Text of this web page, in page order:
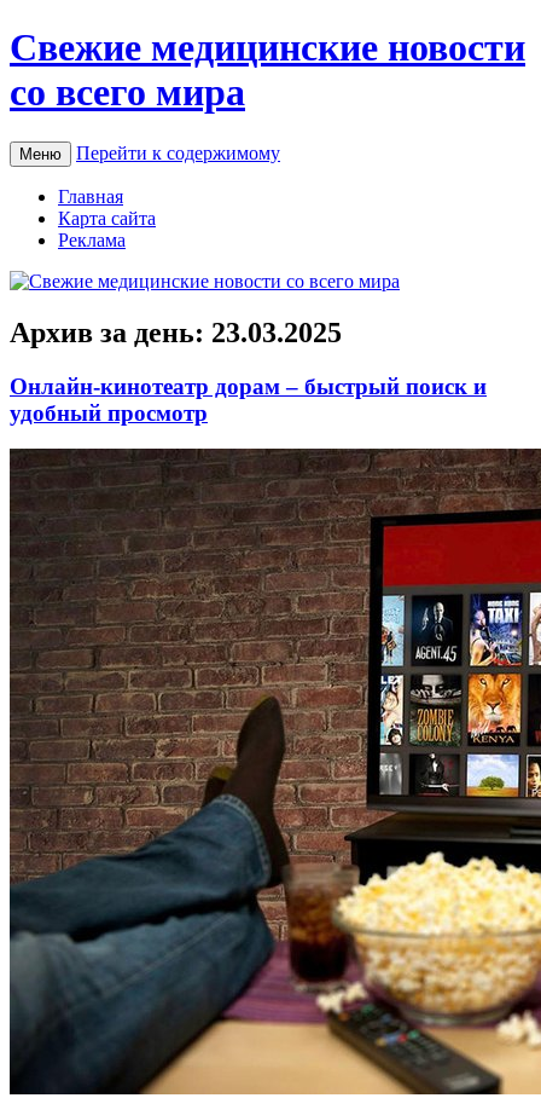
Свежие медицинские новости
со всего мира
Меню Перейти к содержимому
Главная
Карта сайта
Реклама
Архив за день: 23.03.2025
Онлайн-кинотеатр дорам – быстрый поиск и
удобный просмотр